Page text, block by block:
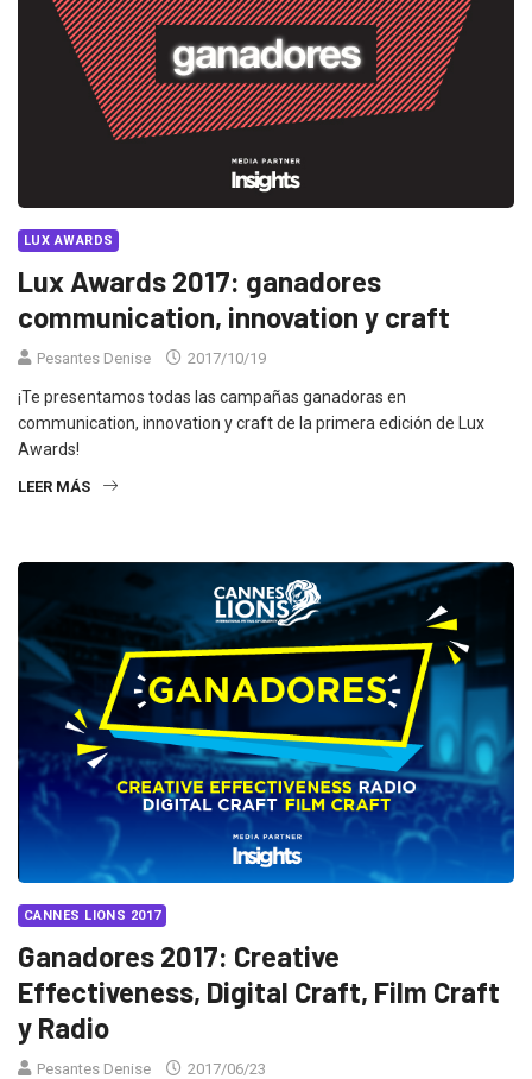
LUX AWARDS
Lux Awards 2017: ganadores
communication, innovation y craft
Pesantes Denise 2017/10/19
¡Te presentamos todas las campañas ganadoras en
communication, innovation y craft de la primera edición de Lux
Awards!
LEER MÁS
CANNES LIONS 2017
Ganadores 2017: Creative
Effectiveness, Digital Craft, Film Craft
y Radio
Pesantes Denise 2017/06/23